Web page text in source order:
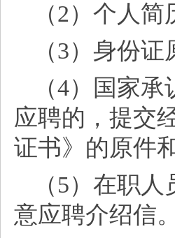
（2）个人简
（3）身份证
（4）国家承
应聘的，提交
证书》的原件
（5）在职人
意应聘介绍信。